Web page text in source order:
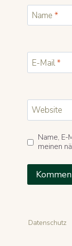
Name *
E-Mail*
Website
Name,
meinen
Datenschutz